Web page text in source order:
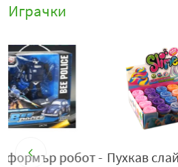
Играчки
Пухкав слайм пясъчко